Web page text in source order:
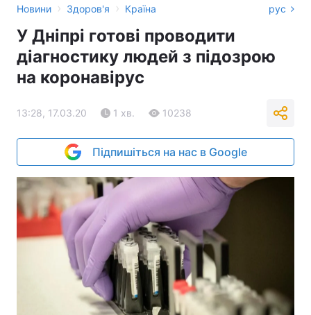
Новини › Здоров'я › Країна рус
У Дніпрі готові проводити
діагностику людей з підозрою
на коронавірус
13:28, 17.03.20 1 хв. 10238
Підпишіться на нас в Google